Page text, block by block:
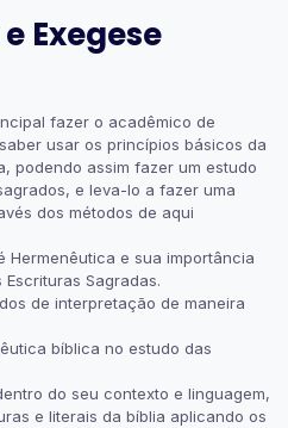
Exegese
fazer o acadêmico de
usar os princípios básicos da
podendo assim fazer um estudo
e leva-lo a fazer uma
dos métodos de aqui
Hermenêutica e sua importância
Sagradas.
de interpretação de maneira
bíblica no estudo das
do seu contexto e linguagem,
e literais da bíblia aplicando os